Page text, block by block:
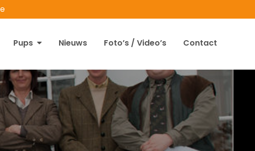
Pups Nieuws Foto’s / Video’s Contact